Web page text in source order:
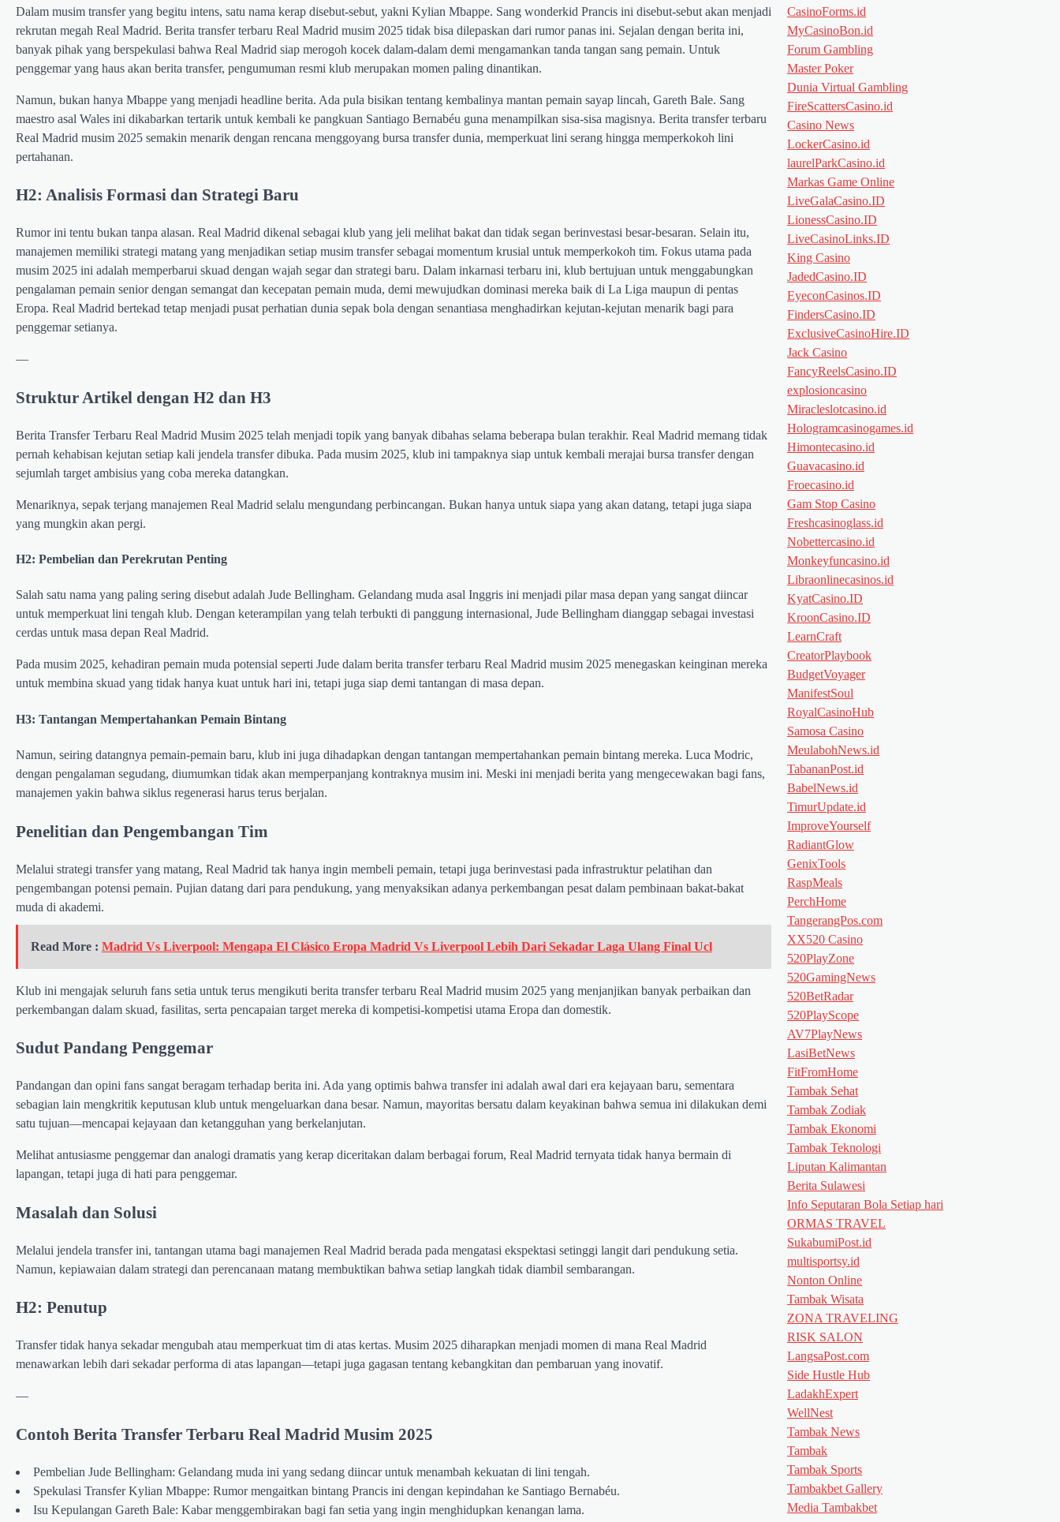
Dalam musim transfer yang begitu intens, satu nama kerap disebut-sebut, yakni Kylian Mbappe. Sang wonderkid Prancis ini disebut-sebut akan menjadi
rekrutan megah Real Madrid. Berita transfer terbaru Real Madrid musim 2025 tidak bisa dilepaskan dari rumor panas ini. Sejalan dengan berita ini,
banyak pihak yang berspekulasi bahwa Real Madrid siap merogoh kocek dalam-dalam demi mengamankan tanda tangan sang pemain. Untuk
penggemar yang haus akan berita transfer, pengumuman resmi klub merupakan momen paling dinantikan.
Namun, bukan hanya Mbappe yang menjadi headline berita. Ada pula bisikan tentang kembalinya mantan pemain sayap lincah, Gareth Bale. Sang
maestro asal Wales ini dikabarkan tertarik untuk kembali ke pangkuan Santiago Bernabéu guna menampilkan sisa-sisa magisnya. Berita transfer terbaru
Real Madrid musim 2025 semakin menarik dengan rencana menggoyang bursa transfer dunia, memperkuat lini serang hingga memperkokoh lini
pertahanan.
H2: Analisis Formasi dan Strategi Baru
Rumor ini tentu bukan tanpa alasan. Real Madrid dikenal sebagai klub yang jeli melihat bakat dan tidak segan berinvestasi besar-besaran. Selain itu,
manajemen memiliki strategi matang yang menjadikan setiap musim transfer sebagai momentum krusial untuk memperkokoh tim. Fokus utama pada
musim 2025 ini adalah memperbarui skuad dengan wajah segar dan strategi baru. Dalam inkarnasi terbaru ini, klub bertujuan untuk menggabungkan
pengalaman pemain senior dengan semangat dan kecepatan pemain muda, demi mewujudkan dominasi mereka baik di La Liga maupun di pentas
Eropa. Real Madrid bertekad tetap menjadi pusat perhatian dunia sepak bola dengan senantiasa menghadirkan kejutan-kejutan menarik bagi para
penggemar setianya.
—
Struktur Artikel dengan H2 dan H3
Berita Transfer Terbaru Real Madrid Musim 2025 telah menjadi topik yang banyak dibahas selama beberapa bulan terakhir. Real Madrid memang tidak
pernah kehabisan kejutan setiap kali jendela transfer dibuka. Pada musim 2025, klub ini tampaknya siap untuk kembali merajai bursa transfer dengan
sejumlah target ambisius yang coba mereka datangkan.
Menariknya, sepak terjang manajemen Real Madrid selalu mengundang perbincangan. Bukan hanya untuk siapa yang akan datang, tetapi juga siapa
yang mungkin akan pergi.
H2: Pembelian dan Perekrutan Penting
Salah satu nama yang paling sering disebut adalah Jude Bellingham. Gelandang muda asal Inggris ini menjadi pilar masa depan yang sangat diincar
untuk memperkuat lini tengah klub. Dengan keterampilan yang telah terbukti di panggung internasional, Jude Bellingham dianggap sebagai investasi
cerdas untuk masa depan Real Madrid.
Pada musim 2025, kehadiran pemain muda potensial seperti Jude dalam berita transfer terbaru Real Madrid musim 2025 menegaskan keinginan mereka
untuk membina skuad yang tidak hanya kuat untuk hari ini, tetapi juga siap demi tantangan di masa depan.
H3: Tantangan Mempertahankan Pemain Bintang
Namun, seiring datangnya pemain-pemain baru, klub ini juga dihadapkan dengan tantangan mempertahankan pemain bintang mereka. Luca Modric,
dengan pengalaman segudang, diumumkan tidak akan memperpanjang kontraknya musim ini. Meski ini menjadi berita yang mengecewakan bagi fans,
manajemen yakin bahwa siklus regenerasi harus terus berjalan.
Penelitian dan Pengembangan Tim
Melalui strategi transfer yang matang, Real Madrid tak hanya ingin membeli pemain, tetapi juga berinvestasi pada infrastruktur pelatihan dan
pengembangan potensi pemain. Pujian datang dari para pendukung, yang menyaksikan adanya perkembangan pesat dalam pembinaan bakat-bakat
muda di akademi.
Read More : Madrid Vs Liverpool: Mengapa El Clásico Eropa Madrid Vs Liverpool Lebih Dari Sekadar Laga Ulang Final Ucl
Klub ini mengajak seluruh fans setia untuk terus mengikuti berita transfer terbaru Real Madrid musim 2025 yang menjanjikan banyak perbaikan dan
perkembangan dalam skuad, fasilitas, serta pencapaian target mereka di kompetisi-kompetisi utama Eropa dan domestik.
Sudut Pandang Penggemar
Pandangan dan opini fans sangat beragam terhadap berita ini. Ada yang optimis bahwa transfer ini adalah awal dari era kejayaan baru, sementara
sebagian lain mengkritik keputusan klub untuk mengeluarkan dana besar. Namun, mayoritas bersatu dalam keyakinan bahwa semua ini dilakukan demi
satu tujuan—mencapai kejayaan dan ketangguhan yang berkelanjutan.
Melihat antusiasme penggemar dan analogi dramatis yang kerap diceritakan dalam berbagai forum, Real Madrid ternyata tidak hanya bermain di
lapangan, tetapi juga di hati para penggemar.
Masalah dan Solusi
Melalui jendela transfer ini, tantangan utama bagi manajemen Real Madrid berada pada mengatasi ekspektasi setinggi langit dari pendukung setia.
Namun, kepiawaian dalam strategi dan perencanaan matang membuktikan bahwa setiap langkah tidak diambil sembarangan.
H2: Penutup
Transfer tidak hanya sekadar mengubah atau memperkuat tim di atas kertas. Musim 2025 diharapkan menjadi momen di mana Real Madrid
menawarkan lebih dari sekadar performa di atas lapangan—tetapi juga gagasan tentang kebangkitan dan pembaruan yang inovatif.
—
Contoh Berita Transfer Terbaru Real Madrid Musim 2025
Pembelian Jude Bellingham: Gelandang muda ini yang sedang diincar untuk menambah kekuatan di lini tengah.
Spekulasi Transfer Kylian Mbappe: Rumor mengaitkan bintang Prancis ini dengan kepindahan ke Santiago Bernabéu.
Isu Kepulangan Gareth Bale: Kabar menggembirakan bagi fan setia yang ingin menghidupkan kenangan lama.
CasinoForms.id
MyCasinoBon.id
Forum Gambling
Master Poker
Dunia Virtual Gambling
FireScattersCasino.id
Casino News
LockerCasino.id
laurelParkCasino.id
Markas Game Online
LiveGalaCasino.ID
LionessCasino.ID
LiveCasinoLinks.ID
King Casino
JadedCasino.ID
EyeconCasinos.ID
FindersCasino.ID
ExclusiveCasinoHire.ID
Jack Casino
FancyReelsCasino.ID
explosioncasino
Miracleslotcasino.id
Hologramcasinogames.id
Himontecasino.id
Guavacasino.id
Froecasino.id
Gam Stop Casino
Freshcasinoglass.id
Nobettercasino.id
Monkeyfuncasino.id
Libraonlinecasinos.id
KyatCasino.ID
KroonCasino.ID
LearnCraft
CreatorPlaybook
BudgetVoyager
ManifestSoul
RoyalCasinoHub
Samosa Casino
MeulabohNews.id
TabananPost.id
BabelNews.id
TimurUpdate.id
ImproveYourself
RadiantGlow
GenixTools
RaspMeals
PerchHome
TangerangPos.com
XX520 Casino
520PlayZone
520GamingNews
520BetRadar
520PlayScope
AV7PlayNews
LasiBetNews
FitFromHome
Tambak Sehat
Tambak Zodiak
Tambak Ekonomi
Tambak Teknologi
Liputan Kalimantan
Berita Sulawesi
Info Seputaran Bola Setiap hari
ORMAS TRAVEL
SukabumiPost.id
multisportsy.id
Nonton Online
Tambak Wisata
ZONA TRAVELING
RISK SALON
LangsaPost.com
Side Hustle Hub
LadakhExpert
WellNest
Tambak News
Tambak
Tambak Sports
Tambakbet Gallery
Media Tambakbet